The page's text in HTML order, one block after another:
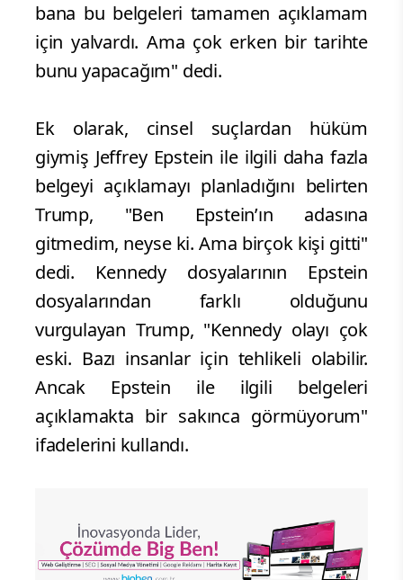
bana bu belgeleri tamamen açıklamam
için yalvardı. Ama çok erken bir tarihte
bunu yapacağım" dedi.
Ek olarak, cinsel suçlardan hüküm
giymiş Jeffrey Epstein ile ilgili daha fazla
belgeyi açıklamayı planladığını belirten
Trump, "Ben Epstein’ın adasına
gitmedim, neyse ki. Ama birçok kişi gitti"
dedi. Kennedy dosyalarının Epstein
dosyalarından farklı olduğunu
vurgulayan Trump, "Kennedy olayı çok
eski. Bazı insanlar için tehlikeli olabilir.
Ancak Epstein ile ilgili belgeleri
açıklamakta bir sakınca görmüyorum"
ifadelerini kullandı.